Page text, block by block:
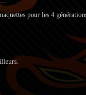
pour les 4